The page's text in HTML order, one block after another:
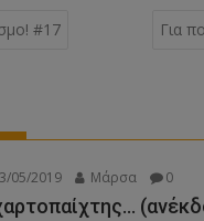
#17 Για
05/2019 Μάρσα 0